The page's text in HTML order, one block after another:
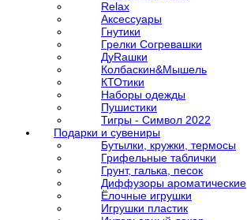
Relax
Аксессуары
Гнутики
Грелки Согревашки
ДуRашки
Колбаскин&Мышель
КТОтики
Наборы одежды
Пушистики
Тигры - Символ 2022
Подарки и сувениры
Бутылки, кружки, термосы
Грифельные таблички
Грунт, галька, песок
Диффузоры ароматические
Ёлочные игрушки
Игрушки пластик